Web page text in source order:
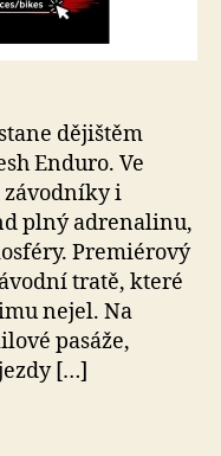
dějištěm
Enduro. Ve
závodníky i
plný adrenalinu,
Premiérový
tratě, které
nejel. Na
pasáže,
[…]